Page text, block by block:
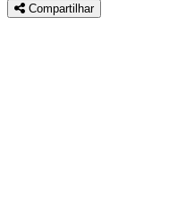
Compartilhar